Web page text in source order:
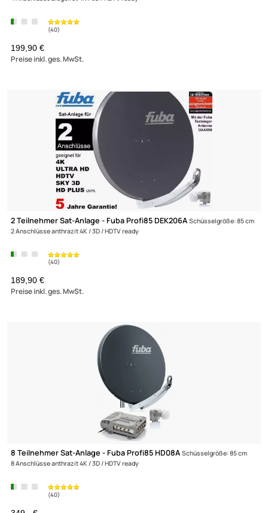
(18)
4 Teilnehmer Sat-Anlage - Fuba Profi85 DEK417W
Preise inkl. ges. MwSt.
4 Teilnehmer Sat-Anlage - Fuba Profi85 DEK417G
4 Anschlüsse hellgrau 4K / 3D / HDTV ready